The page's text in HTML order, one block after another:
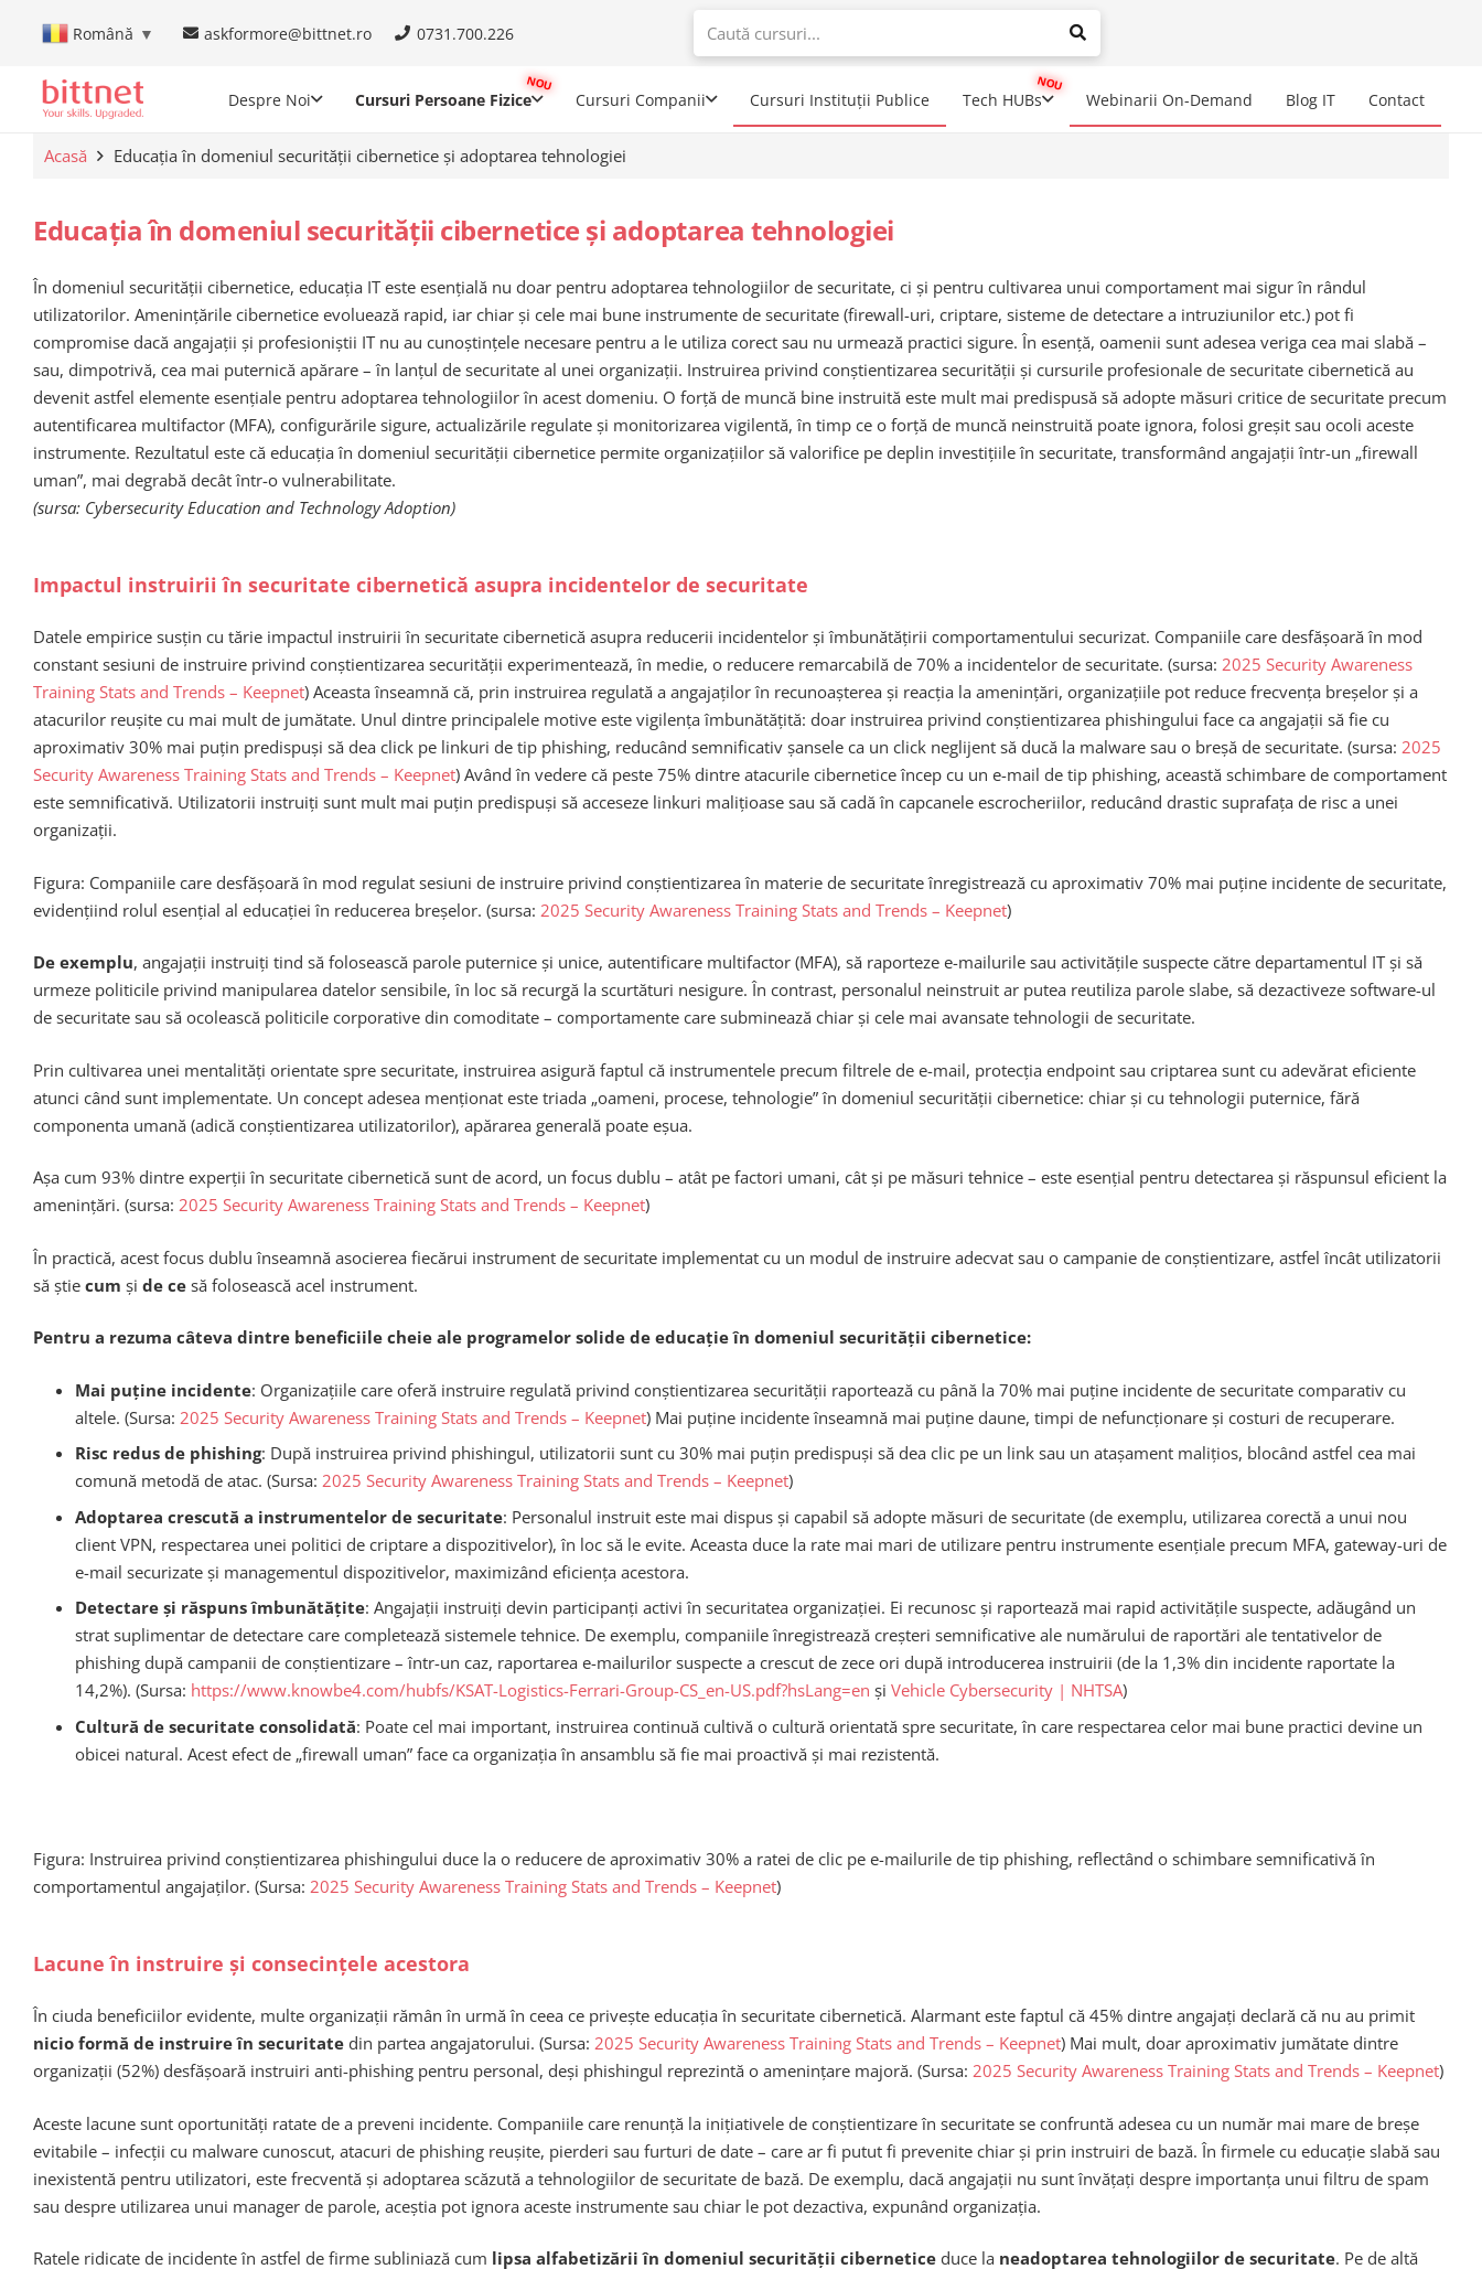
Română ▼ askformore@bittnet.ro 0731.700.226
When autocomplete results are available use up and down arrows to
Despre Noi Cursuri Persoane Fizice Cursuri Companii Cursuri Instituții Publice Tech HUBs Webinarii On-Demand Blog IT Contact
Acasă Educația în domeniul securității cibernetice și adoptarea tehnologiei
Educația în domeniul securității cibernetice și adoptarea tehnologiei
În domeniul securității cibernetice, educația IT este esențială nu doar pentru adoptarea tehnologiilor de securitate, ci și pentru cultivarea unui comportament mai sigur în rândul
utilizatorilor. Amenințările cibernetice evoluează rapid, iar chiar și cele mai bune instrumente de securitate (firewall-uri, criptare, sisteme de detectare a intruziunilor etc.) pot fi
compromise dacă angajații și profesioniștii IT nu au cunoștințele necesare pentru a le utiliza corect sau nu urmează practici sigure. În esență, oamenii sunt adesea veriga cea mai slabă –
sau, dimpotrivă, cea mai puternică apărare – în lanțul de securitate al unei organizații. Instruirea privind conștientizarea securității și cursurile profesionale de securitate cibernetică au
devenit astfel elemente esențiale pentru adoptarea tehnologiilor în acest domeniu. O forță de muncă bine instruită este mult mai predispusă să adopte măsuri critice de securitate precum
autentificarea multifactor (MFA), configurările sigure, actualizările regulate și monitorizarea vigilentă, în timp ce o forță de muncă neinstruită poate ignora, folosi greșit sau ocoli aceste
instrumente. Rezultatul este că educația în domeniul securității cibernetice permite organizațiilor să valorifice pe deplin investițiile în securitate, transformând angajații într-un „firewall
uman”, mai degrabă decât într-o vulnerabilitate.
(sursa: Cybersecurity Education and Technology Adoption)
Impactul instruirii în securitate cibernetică asupra incidentelor de securitate
Datele empirice susțin cu tărie impactul instruirii în securitate cibernetică asupra reducerii incidentelor și îmbunătățirii comportamentului securizat. Companiile care desfășoară în mod
constant sesiuni de instruire privind conștientizarea securității experimentează, în medie, o reducere remarcabilă de 70% a incidentelor de securitate. (sursa: 2025 Security Awareness
Training Stats and Trends – Keepnet) Aceasta înseamnă că, prin instruirea regulată a angajaților în recunoașterea și reacția la amenințări, organizațiile pot reduce frecvența breșelor și a
atacurilor reușite cu mai mult de jumătate. Unul dintre principalele motive este vigilența îmbunătățită: doar instruirea privind conștientizarea phishingului face ca angajații să fie cu
aproximativ 30% mai puțin predispuși să dea click pe linkuri de tip phishing, reducând semnificativ șansele ca un click neglijent să ducă la malware sau o breșă de securitate. (sursa: 2025
Security Awareness Training Stats and Trends – Keepnet) Având în vedere că peste 75% dintre atacurile cibernetice încep cu un e-mail de tip phishing, această schimbare de comportament
este semnificativă. Utilizatorii instruiți sunt mult mai puțin predispuși să acceseze linkuri malițioase sau să cadă în capcanele escrocheriilor, reducând drastic suprafața de risc a unei
organizații.
Figura: Companiile care desfășoară în mod regulat sesiuni de instruire privind conștientizarea în materie de securitate înregistrează cu aproximativ 70% mai puține incidente de securitate,
evidențiind rolul esențial al educației în reducerea breșelor. (sursa: 2025 Security Awareness Training Stats and Trends – Keepnet)
De exemplu, angajații instruiți tind să folosească parole puternice și unice, autentificare multifactor (MFA), să raporteze e-mailurile sau activitățile suspecte către departamentul IT și să
urmeze politicile privind manipularea datelor sensibile, în loc să recurgă la scurtături nesigure. În contrast, personalul neinstruit ar putea reutiliza parole slabe, să dezactiveze software-ul
de securitate sau să ocolească politicile corporative din comoditate – comportamente care subminează chiar și cele mai avansate tehnologii de securitate.
Prin cultivarea unei mentalități orientate spre securitate, instruirea asigură faptul că instrumentele precum filtrele de e-mail, protecția endpoint sau criptarea sunt cu adevărat eficiente
atunci când sunt implementate. Un concept adesea menționat este triada „oameni, procese, tehnologie” în domeniul securității cibernetice: chiar și cu tehnologii puternice, fără
componenta umană (adică conștientizarea utilizatorilor), apărarea generală poate eșua.
Așa cum 93% dintre experții în securitate cibernetică sunt de acord, un focus dublu – atât pe factori umani, cât și pe măsuri tehnice – este esențial pentru detectarea și răspunsul eficient la
amenințări. (sursa: 2025 Security Awareness Training Stats and Trends – Keepnet)
În practică, acest focus dublu înseamnă asocierea fiecărui instrument de securitate implementat cu un modul de instruire adecvat sau o campanie de conștientizare, astfel încât utilizatorii
să știe cum și de ce să folosească acel instrument.
Pentru a rezuma câteva dintre beneficiile cheie ale programelor solide de educație în domeniul securității cibernetice:
Mai puține incidente: Organizațiile care oferă instruire regulată privind conștientizarea securității raportează cu până la 70% mai puține incidente de securitate comparativ cu
altele. (Sursa: 2025 Security Awareness Training Stats and Trends – Keepnet) Mai puține incidente înseamnă mai puține daune, timpi de nefuncționare și costuri de recuperare.
Risc redus de phishing: După instruirea privind phishingul, utilizatorii sunt cu 30% mai puțin predispuși să dea clic pe un link sau un atașament malițios, blocând astfel cea mai
comună metodă de atac. (Sursa: 2025 Security Awareness Training Stats and Trends – Keepnet)
Adoptarea crescută a instrumentelor de securitate: Personalul instruit este mai dispus și capabil să adopte măsuri de securitate (de exemplu, utilizarea corectă a unui nou
client VPN, respectarea unei politici de criptare a dispozitivelor), în loc să le evite. Aceasta duce la rate mai mari de utilizare pentru instrumente esențiale precum MFA, gateway-uri de
e-mail securizate și managementul dispozitivelor, maximizând eficiența acestora.
Detectare și răspuns îmbunătățite: Angajații instruiți devin participanți activi în securitatea organizației. Ei recunosc și raportează mai rapid activitățile suspecte, adăugând un
strat suplimentar de detectare care completează sistemele tehnice. De exemplu, companiile înregistrează creșteri semnificative ale numărului de raportări ale tentativelor de
phishing după campanii de conștientizare – într-un caz, raportarea e-mailurilor suspecte a crescut de zece ori după introducerea instruirii (de la 1,3% din incidente raportate la
14,2%). (Sursa: https://www.knowbe4.com/hubfs/KSAT-Logistics-Ferrari-Group-CS_en-US.pdf?hsLang=en și Vehicle Cybersecurity | NHTSA)
Cultură de securitate consolidată: Poate cel mai important, instruirea continuă cultivă o cultură orientată spre securitate, în care respectarea celor mai bune practici devine un
obicei natural. Acest efect de „firewall uman” face ca organizația în ansamblu să fie mai proactivă și mai rezistentă.
Figura: Instruirea privind conștientizarea phishingului duce la o reducere de aproximativ 30% a ratei de clic pe e-mailurile de tip phishing, reflectând o schimbare semnificativă în
comportamentul angajaților. (Sursa: 2025 Security Awareness Training Stats and Trends – Keepnet)
Lacune în instruire și consecințele acestora
În ciuda beneficiilor evidente, multe organizații rămân în urmă în ceea ce privește educația în securitate cibernetică. Alarmant este faptul că 45% dintre angajați declară că nu au primit
nicio formă de instruire în securitate din partea angajatorului. (Sursa: 2025 Security Awareness Training Stats and Trends – Keepnet) Mai mult, doar aproximativ jumătate dintre
organizații (52%) desfășoară instruiri anti-phishing pentru personal, deși phishingul reprezintă o amenințare majoră. (Sursa: 2025 Security Awareness Training Stats and Trends – Keepnet)
Aceste lacune sunt oportunități ratate de a preveni incidente. Companiile care renunță la inițiativele de conștientizare în securitate se confruntă adesea cu un număr mai mare de breșe
evitabile – infecții cu malware cunoscut, atacuri de phishing reușite, pierderi sau furturi de date – care ar fi putut fi prevenite chiar și prin instruiri de bază. În firmele cu educație slabă sau
inexistentă pentru utilizatori, este frecventă și adoptarea scăzută a tehnologiilor de securitate de bază. De exemplu, dacă angajații nu sunt învățați despre importanța unui filtru de spam
sau despre utilizarea unui manager de parole, aceștia pot ignora aceste instrumente sau chiar le pot dezactiva, expunând organizația.
Ratele ridicate de incidente în astfel de firme subliniază cum lipsa alfabetizării în domeniul securității cibernetice duce la neadoptarea tehnologiilor de securitate. Pe de altă